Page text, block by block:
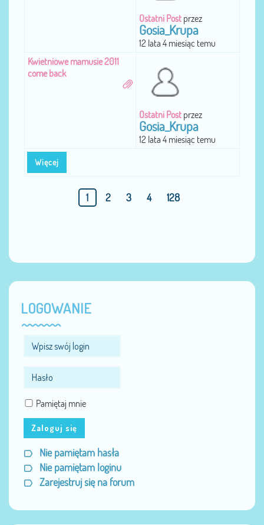
Więcej
Ostatni Post przez
Gosia_Krupa
12 lata 4 miesiąc temu
Kwietniowe mamusie 2011
come back
Ostatni Post przez
Gosia_Krupa
12 lata 4 miesiąc temu
1 2 3 4 128
LOGOWANIE
Pamiętaj mnie
Zaloguj się
Nie pamiętam hasła
Nie pamiętam loginu
Zarejestruj się na forum